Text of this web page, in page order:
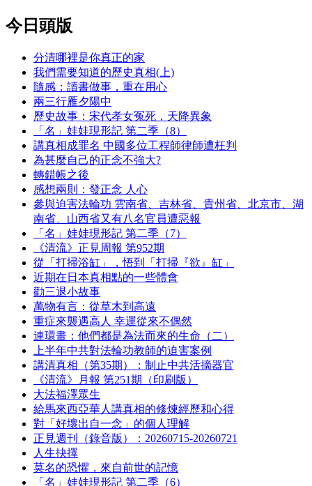
今日頭版
分清哪裡是你真正的家
我們需要知道的歷史真相(上)
隨感：讀書做事，重在用心
兩三行雁夕陽中
歷史故事：宋代孝女冤死，天降異象
「名」娃娃現形記 第二季（8）
講真相成罪名 中國多位工程師律師遭枉判
為甚麼自己的正念不強大?
轉錯帳之後
感想兩則：發正念 人心
參與迫害法輪功 雲南省、吉林省、貴州省、北京市、湖
南省、山西省又有八名官員遭惡報
「名」娃娃現形記 第二季（7）
《清流》正見周報 第952期
從「打掃浴缸」，悟到「打掃『欲』缸」
近期在日本真相點的一些體會
勸三退小故事
萬物有言：從草木到高遠
重症來襲遇高人 幸運從來不偶然
連環畫：他們都是為法而來的生命（二）
上半年中共對法輪功教師的迫害案例
講清真相（第35期）：制止中共活摘器官
《清流》月報 第251期（印刷版）
大法福澤眾生
給馬來西亞華人講真相的修煉經歷和心得
對「好壞出自一念」的個人理解
正見週刊（錄音版）：20260715-20260721
人生抉擇
莫名的恐懼，來自前世的記憶
「名」娃娃現形記 第二季（6）